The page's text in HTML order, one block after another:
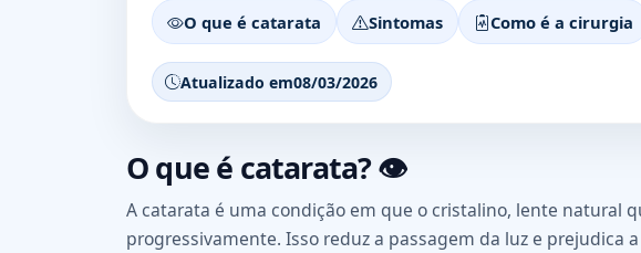
O que é catarata Sintomas Como é a cirurgia
Atualizado em08/03/2026
O que é catarata? 👁️
A catarata é uma condição em que o cristalino, lente natural
progressivamente. Isso reduz a passagem da luz e prejudica